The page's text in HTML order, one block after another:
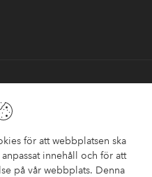
för att webbplatsen ska
innehåll och för att
på vår webbplats. Denna
frågorna. Här finns
kontaktar oss.
Betalsätt